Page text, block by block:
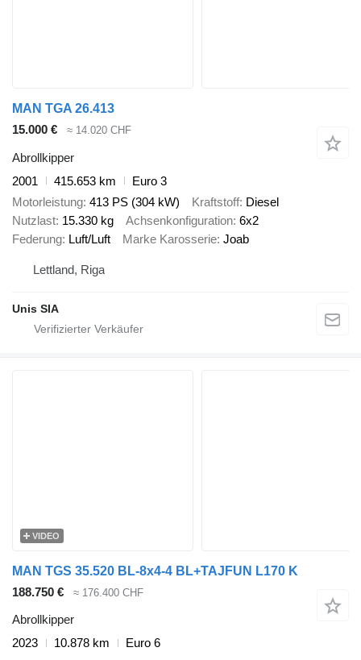
MAN TGA 26.413
15.000 €
≈ 14.020 CHF
Abrollkipper
2001
415.653 km
Euro 3
Motorleistung 413 PS (304 kW) Kraftstoff Diesel
Nutzlast 15.330 kg Achsenkonfiguration 6x2
Federung Luft/Luft Marke Karosserie Joab
Lettland, Riga
Unis SIA
VIDEO
MAN TGS 35.520 BL-8x4-4 BL+TAJFUN L170 K
188.750 €
≈ 176.400 CHF
Abrollkipper
2023
10.878 km
Euro 6